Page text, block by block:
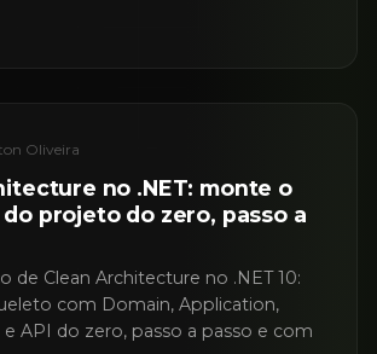
Oliveira
no .NET: monte o
projeto do zero, passo a
de Clean Architecture no .NET 10:
com Domain, Application,
API do zero, passo a passo e com